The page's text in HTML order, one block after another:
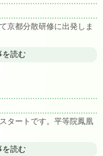
京都分散研修に出発しま
を読む
タートです。平等院鳳凰
を読む